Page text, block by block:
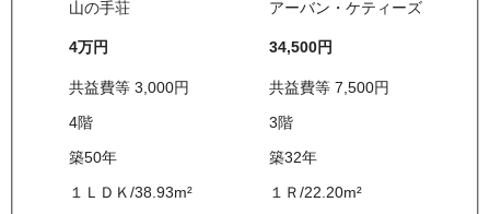
山の手荘
4万円
共益費等 3,000円
4階
築50年
１ＬＤＫ /38.93m²
アーバン・ケティーズ
34,500円
共益費等7,500円
3階
築32年
１Ｒ/22.20m²